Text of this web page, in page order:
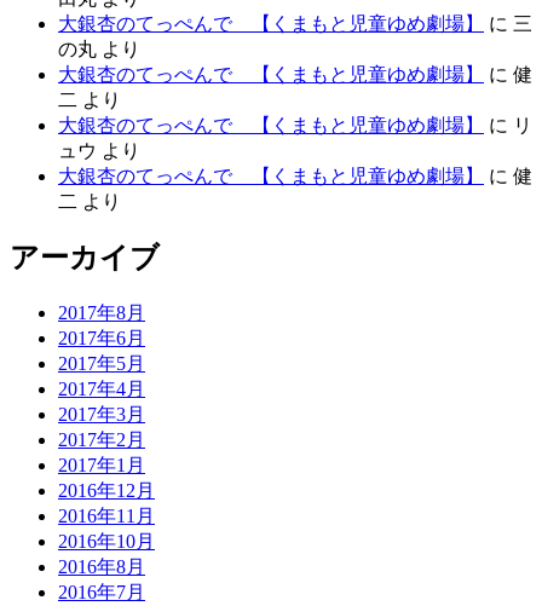
大銀杏のてっぺんで 【くまもと児童ゆめ劇場】
に 三
の丸 より
大銀杏のてっぺんで 【くまもと児童ゆめ劇場】
に 健
二 より
大銀杏のてっぺんで 【くまもと児童ゆめ劇場】
に リ
ュウ より
大銀杏のてっぺんで 【くまもと児童ゆめ劇場】
に 健
二 より
アーカイブ
2017年8月
2017年6月
2017年5月
2017年4月
2017年3月
2017年2月
2017年1月
2016年12月
2016年11月
2016年10月
2016年8月
2016年7月